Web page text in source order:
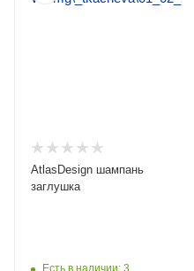
AtlasDesign шампань
заглушка
Есть в наличии: 3